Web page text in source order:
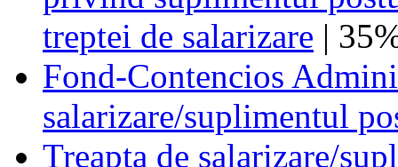
treptei de salarizare |
Fond-Contencios
salarizare/suplimentul
Treapta de salarizare/